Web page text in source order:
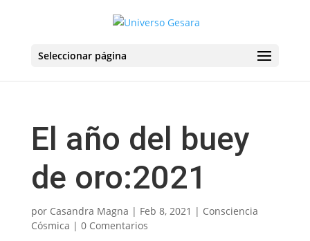
Seleccionar página
El año del buey
de oro:2021
por Casandra Magna | Feb 8, 2021 | Consciencia
Cósmica | 0 Comentarios